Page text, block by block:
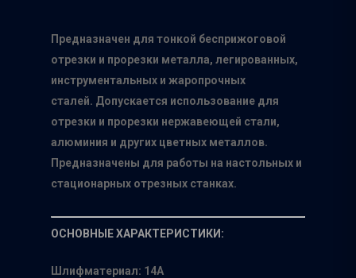
Предназначен для тонкой бесприжоговой
отрезки и прорезки металла, легированных,
инструментальных и жаропрочных
сталей. Допускается использование для
отрезки и прорезки нержавеющей стали,
алюминия и других цветных металлов.
Предназначены для работы на настольных и
стационарных отрезных станках.
ОСНОВНЫЕ ХАРАКТЕРИСТИКИ:
Шлифматериал: 14А